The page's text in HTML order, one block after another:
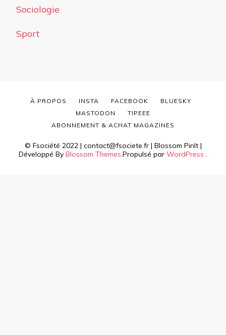
Sociologie
Sport
© Fsociété 2022 | contact@fsociete.fr | Blossom PinIt |
Développé By Blossom Themes.Propulsé par WordPress .
À PROPOS INSTA FACEBOOK
BLUESKY
MASTODON
TIPEEE
ABONNEMENT & ACHAT MAGAZINES